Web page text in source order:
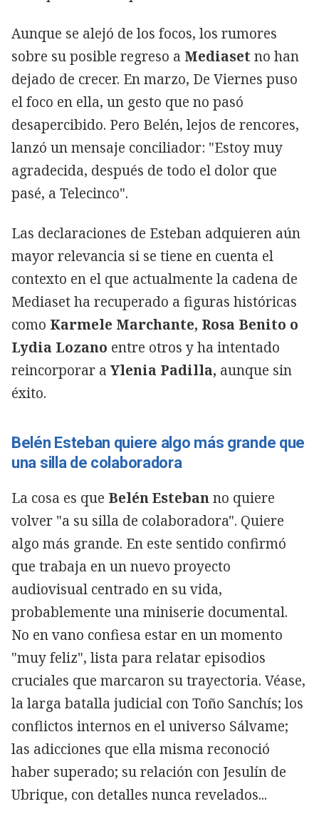
Aunque se alejó de los focos, los rumores
sobre su posible regreso a Mediaset no han
dejado de crecer. En marzo, De Viernes puso
el foco en ella, un gesto que no pasó
desapercibido. Pero Belén, lejos de rencores,
lanzó un mensaje conciliador: "Estoy muy
agradecida, después de todo el dolor que
pasé, a Telecinco".
Las declaraciones de Esteban adquieren aún
mayor relevancia si se tiene en cuenta el
contexto en el que actualmente la cadena de
Mediaset ha recuperado a figuras históricas
como Karmele Marchante, Rosa Benito o
Lydia Lozano entre otros y ha intentado
reincorporar a Ylenia Padilla, aunque sin
éxito.
Belén Esteban quiere algo más grande que
una silla de colaboradora
La cosa es que Belén Estebanno quiere
volver "a su silla de colaboradora". Quiere
algo más grande. En este sentido confirmó
que trabaja en un nuevo proyecto
audiovisual centrado en su vida,
probablemente una miniserie documental.
No en vano confiesa estar en un momento
"muy feliz", lista para relatar episodios
cruciales que marcaron su trayectoria. Véase,
la larga batalla judicial con Toño Sanchís; los
conflictos internos en el universo Sálvame;
las adicciones que ella misma reconoció
haber superado; su relación con Jesulín de
Ubrique, con detalles nunca revelados...